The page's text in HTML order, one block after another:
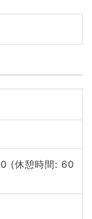
(休憩時間: 60